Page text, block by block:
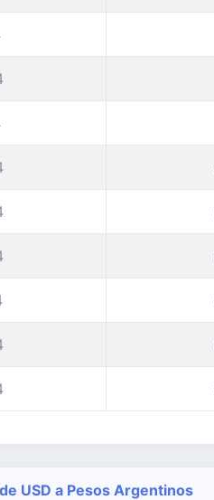
USD a Pesos Argentinos